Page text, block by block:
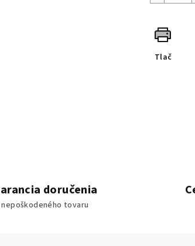
Tlač
doručenia
nepoškodeného tovaru